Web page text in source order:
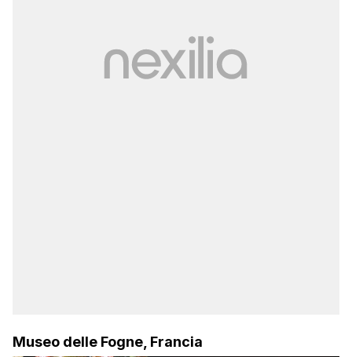
Museo delle Fogne, Francia